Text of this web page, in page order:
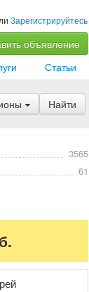
Зарегистрируйтесь
объявление
Статьи
Найти
3565
61